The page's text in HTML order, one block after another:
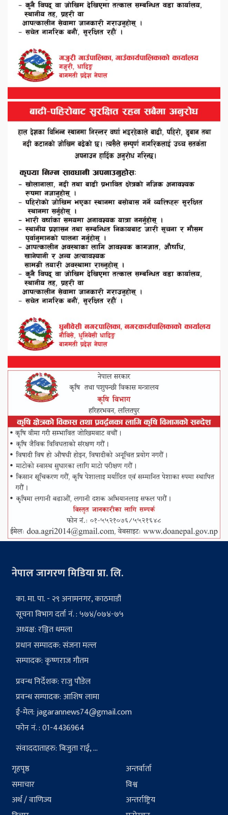
नेपाल जागरण मिडिया प्रा. लि.
का. मा. पा. - २९ अनामनगर, काठमाडौं
सूचना विभाग दर्ता नं. : ५७४/०७४-७५
अध्यक्ष: रञ्जित धमला
प्रधान सम्पादक: संजना मल्ल
सम्पादक: कृष्णराज गौतम
प्रवन्ध निर्देशक: राजु पौडेल
प्रवन्ध सम्पादक: आशिष लामा
ई-मेल:jagarannews74@gmail.com
फोन नं. : 01-4436964
संवाददाताहरु: बिजुता राई, ...
गृहपृष्ठ
समाचार
अर्थ / वाणिज्य
अन्तर्वार्ता
विश्व
अन्तर्राष्ट्रिय